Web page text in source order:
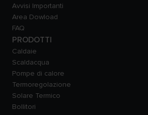
Avvisi Importanti
Area Dowload
FAQ
PRODOTTI
Caldaie
Scaldacqua
Pompe di calore
Termoregolazione
Solare Termico
Bollitori